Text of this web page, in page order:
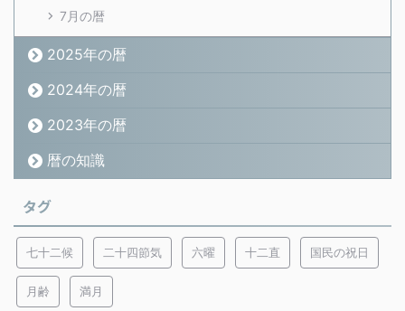
7月の暦
2025年の暦
2024年の暦
2023年の暦
暦の知識
タグ
七十二候 二十四節気 六曜 十二直 国民の祝日
月齢 満月